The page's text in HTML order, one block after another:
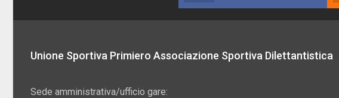
Unione Sportiva Primiero Associazione Sportiva Dilettantistica
Sede amministrativa/ufficio gare: